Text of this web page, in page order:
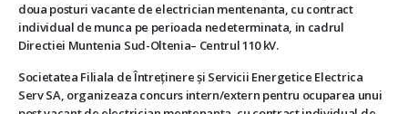
doua posturi vacante de electrician mentenanta, cu contract
individual de munca pe perioada nedeterminata, in cadrul
Directiei Muntenia Sud-Oltenia– Centrul 110 kV.
Societatea Filiala de Întreţinere şi Servicii Energetice Electrica
Serv SA, organizeaza concurs intern/extern pentru ocuparea unui